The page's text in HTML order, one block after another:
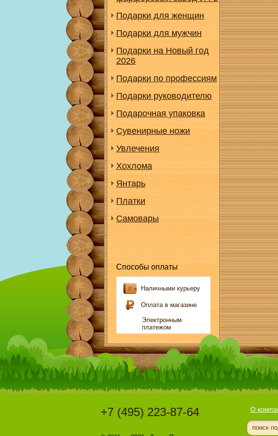
Подарки для женщин
Подарки для мужчин
Подарки на Новый год
2026
Подарки по профессиям
Подарки руководителю
Подарочная упаковка
Сувенирные ножи
Увлечения
Хохлома
Янтарь
Платки
Самовары
Способы оплаты
Наличными курьеру
Оплата в магазине
Электронным
платежом
О
+7 (495) 223-87-64